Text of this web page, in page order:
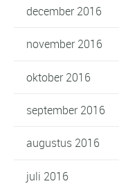
december 2016
november 2016
oktober 2016
september 2016
augustus 2016
juli 2016